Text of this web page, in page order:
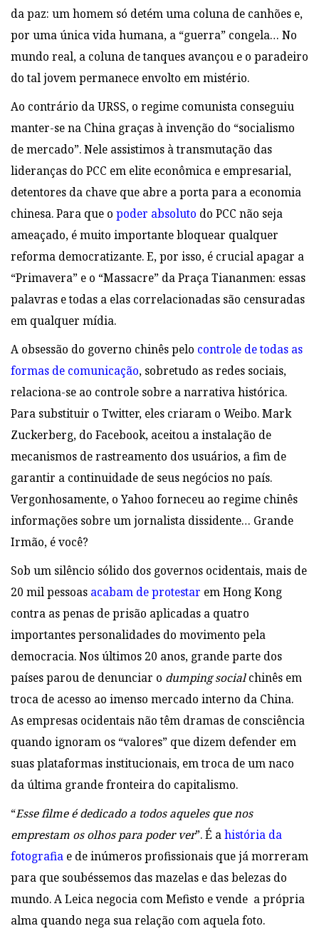
da paz: um homem só detém uma coluna de canhões e,
por uma única vida humana, a “guerra” congela… No
mundo real, a coluna de tanques avançou e o paradeiro
do tal jovem permanece envolto em mistério.
Ao contrário da URSS, o regime comunista conseguiu
manter-se na China graças à invenção do “socialismo
de mercado”. Nele assistimos à transmutação das
lideranças do PCC em elite econômica e empresarial,
detentores da chave que abre a porta para a economia
chinesa. Para que o poder absoluto do PCC não seja
ameaçado, é muito importante bloquear qualquer
reforma democratizante. E, por isso, é crucial apagar a
“Primavera” e o “Massacre” da Praça Tiananmen: essas
palavras e todas a elas correlacionadas são censuradas
em qualquer mídia.
A obsessão do governo chinês pelo controle de todas as
formas de comunicação, sobretudo as redes sociais,
relaciona-se ao controle sobre a narrativa histórica.
Para substituir o Twitter, eles criaram o Weibo. Mark
Zuckerberg, do Facebook, aceitou a instalação de
mecanismos de rastreamento dos usuários, a fim de
garantir a continuidade de seus negócios no país.
Vergonhosamente, o Yahoo forneceu ao regime chinês
informações sobre um jornalista dissidente… Grande
Irmão, é você?
Sob um silêncio sólido dos governos ocidentais, mais de
20 mil pessoas acabam de protestar em Hong Kong
contra as penas de prisão aplicadas a quatro
importantes personalidades do movimento pela
democracia. Nos últimos 20 anos, grande parte dos
países parou de denunciar o dumping socialchinês em
troca de acesso ao imenso mercado interno da China.
As empresas ocidentais não têm dramas de consciência
quando ignoram os “valores” que dizem defender em
suas plataformas institucionais, em troca de um naco
da última grande fronteira do capitalismo.
“Esse filme é dedicado a todos aqueles que nos
emprestam os olhos para poder ver”. É ahistória da
fotografia e de inúmeros profissionais que já morreram
para que soubéssemos das mazelas e das belezas do
mundo. A Leica negocia com Mefisto e vende a própria
alma quando nega sua relação com aquela foto.